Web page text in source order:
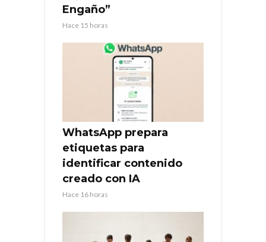
Engaño”
Hace 15 horas
WhatsApp prepara
etiquetas para
identificar contenido
creado con IA
Hace 16 horas